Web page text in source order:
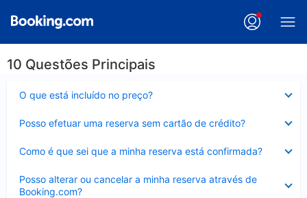
10 Questões Principais
O que está incluído no preço?
fechado
Posso efetuar uma reserva sem cartão de crédito?
fechado
Como é que sei que a minha reserva está confirmada?
fechado
Posso alterar ou cancelar a minha reserva através de
Booking.com?
fechado